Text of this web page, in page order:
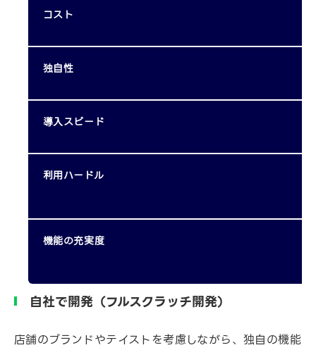
コスト
独自性
導入スピード
利用ハードル
機能の充実度
自社で開発（フルスクラッチ開発）
店舗のブランドやテイストを考慮しながら、独自の機能